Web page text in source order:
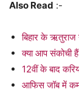
Also Read :-
बिहार के ऋतुराज
क्या आप संकोची
12वीं के बाद
आफिस जॉब में